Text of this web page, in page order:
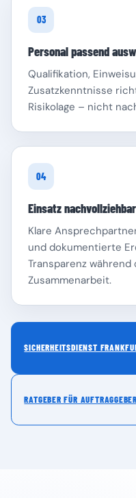
03
Personal passend
Qualifikation,
Zusatzkenntnisse
Risikolage – nicht
04
Einsatz
Klare
und dokumentierte
Transparenz während
Zusammenarbeit.
SICHERHEITSDIENST
RATGEBER FÜR AUFTRAGGEBER